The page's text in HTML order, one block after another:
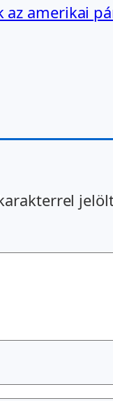
az amerikai